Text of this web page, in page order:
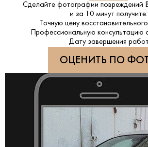
Сделайте фотографии повреждений
и за
10 минут получите:
Точную цену
Профессиональную консультацию
Дату завершения работ
ОЦЕНИТЬ ПО